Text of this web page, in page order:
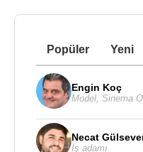
Popüler Yeni
Engin Koç
Model Sinema
Necat
İş adamı